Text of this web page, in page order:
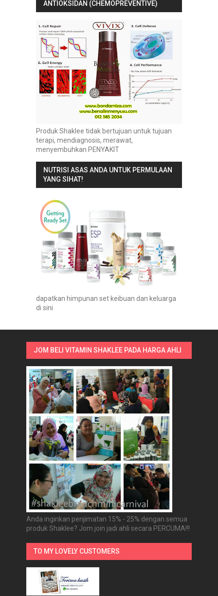
ANTIOKSIDAN (CHEMOPREVENTIVE)
Produk Shaklee tidak bertujuan untuk tujuan
terapi, mendiagnosis, merawat,
menyembuhkan PENYAKIT
NUTRISI ASAS ANDA UNTUK PERMULAAN
YANG SIHAT!
dapatkan himpunan set keibuan dan keluarga
di sini
JOM BELI VITAMIN SHAKLEE PADA HARGA AHLI
Anda inginkan penjimatan 15% - 25% dengan semua
produk Shaklee? Jom join jadi ahli secara PERCUMA!!!
TO MY LOVELY CUSTOMERS